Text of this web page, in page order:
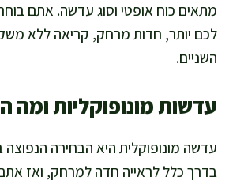
מתאים כוח אופטי וסוג עדשה. אתם
לכם יותר, חדות מרחק, קריאה ללא
השניים.
עדשות מונופוקליות ומה
עדשה מונופוקלית היא הבחירה הנפוצה
בדרך כלל לראייה חדה למרחק, ואז